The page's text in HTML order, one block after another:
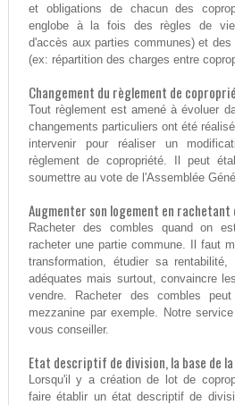
et obligations de chacun des
englobe à la fois des règles de vie
d'accès aux parties communes) et
(ex: répartition des charges entre
Changement du règlement de
Tout règlement est amené à évoluer
changements particuliers ont été
intervenir pour réaliser un
règlement de copropriété. Il peut
soumettre au vote de l'Assemblée
Augmenter son logement en rachetant
Racheter des combles quand on
racheter une partie commune. Il faut
transformation, étudier sa
adéquates mais surtout, convaincre
vendre. Racheter des combles
mezzanine par exemple. Notre
vous conseiller.
Etat descriptif de division, la base de
Lorsqu'il y a création de lot de
faire établir un état descriptif de